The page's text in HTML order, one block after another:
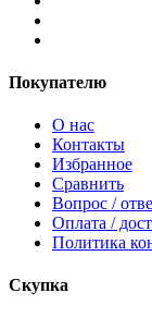
Покупателю
О нас
Контакты
Избранное
Сравнить
Вопрос /
Оплата /
Политика
Скупка